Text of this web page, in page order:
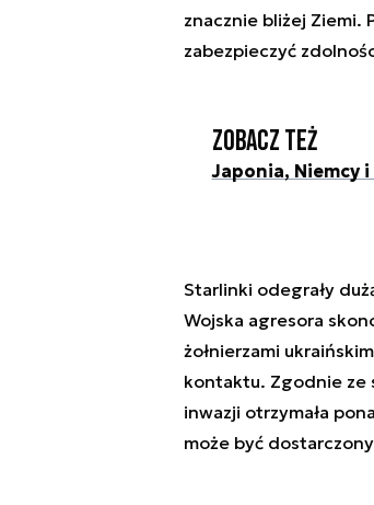
znacznie bliżej Ziemi.
zabezpieczyć
Zobacz też
Japonia, Niemcy
Starlinki odegrały
Wojska agresora
żołnierzami
kontaktu. Zgodnie ze
inwazji otrzymała
może być